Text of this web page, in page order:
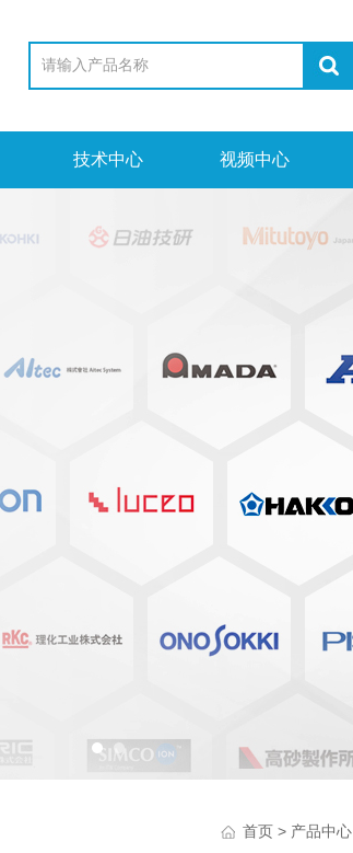
技术中心 视频中心
首页> 产品中心